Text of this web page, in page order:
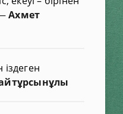
Ахмет